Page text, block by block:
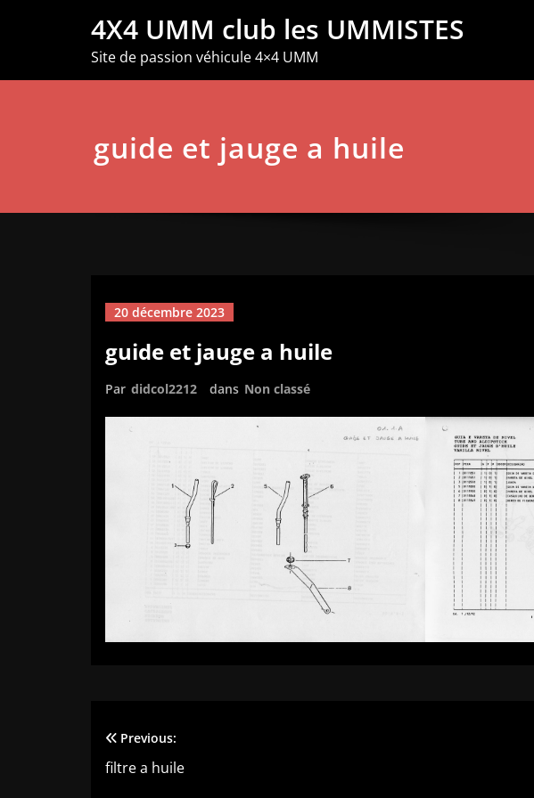
4X4 UMM club les UMMISTES
Site de passion véhicule 4×4 UMM
guide et jauge a huile
20 décembre 2023
guide et jauge a huile
Par didcol2212 dans Non classé
Navigation
Previous:
filtre a huile